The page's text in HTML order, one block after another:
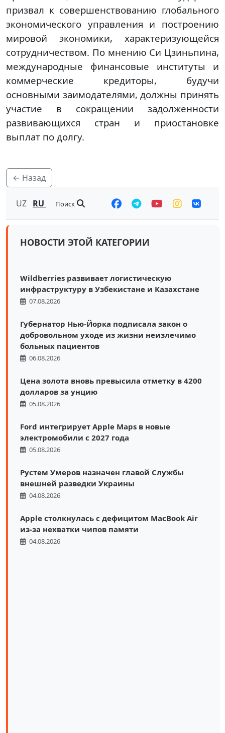
призвал к совершенствованию глобального
экономического управления и построению
мировой экономики, характеризующейся
сотрудничеством. По мнению Си Цзиньпина,
международные финансовые институты и
коммерческие кредиторы, будучи
основными заимодателями, должны принять
участие в сокращении задолженности
развивающихся стран и приостановке
выплат по долгу.
← Назад
UZ RU Поиск
НОВОСТИ ЭТОЙ КАТЕГОРИИ
Wildberries развивает логистическую
инфраструктуру в Узбекистане и Казахстане
07.08.2026
Губернатор Нью-Йорка подписала закон о
добровольном уходе из жизни неизлечимо
больных пациентов
06.08.2026
Цена золота вновь превысила отметку в 4200
долларов за унцию
05.08.2026
Ford интегрирует Apple Maps в новые
электромобили с 2027 года
05.08.2026
Рустем Умеров назначен главой Службы
внешней разведки Украины
04.08.2026
Apple столкнулась с дефицитом MacBook Air
из-за нехватки чипов памяти
04.08.2026